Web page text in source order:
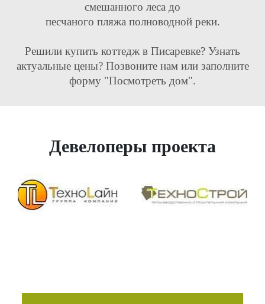
смешанного леса до
песчаного пляжа полноводной реки.
Решили купить коттедж в Писаревке? Узнать
актуальные цены? Позвоните нам или заполните
форму "Посмотреть дом".
Девелоперы проекта